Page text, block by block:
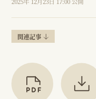
関連記事